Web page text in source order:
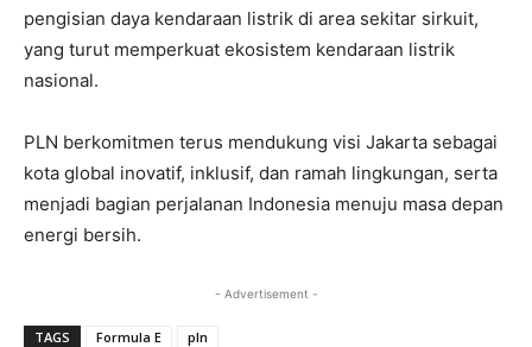
pengisian daya kendaraan listrik di area sekitar sirkuit,
yang turut memperkuat ekosistem kendaraan listrik
nasional.
PLN berkomitmen terus mendukung visi Jakarta sebagai
kota global inovatif, inklusif, dan ramah lingkungan, serta
menjadi bagian perjalanan Indonesia menuju masa depan
energi bersih.
- Advertisement -
TAGS Formula E pln